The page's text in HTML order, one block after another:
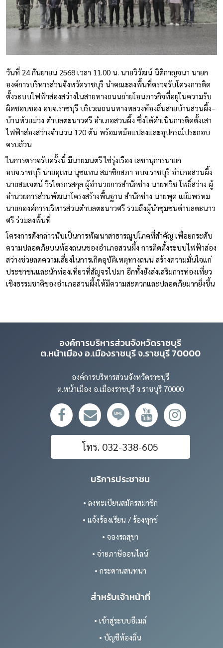
วันที่ 24 กันยายน 2568 เวลา 11.00 น. นายวิวัฒน์ นิติกาญจนา นายก
องค์การบริหารส่วนจังหวัดราชบุรี นำคณะลงพื้นที่ตรวจรับโครงการติด
ตั้งระบบไฟฟ้าส่องสว่างในสายทางถนนถ่ายโอนภารกิจที่อยู่ในความรับ
ผิดชอบของ อบจ.ราชบุรี บริเวณถนนทางหลวงท้องถิ่นสายบ้านสวนผึ้ง–
บ้านห้วยม่วง ตำบลตะนาวศรี อำเภอสวนผึ้ง ซึ่งได้ดำเนินการติดตั้งเสา
ไฟฟ้าส่องสว่างจำนวน 120 ต้น พร้อมหม้อแปลงและอุปกรณ์ประกอบ
ครบถ้วน
ในการตรวจรับครั้งนี้ มีนายมนตรี ใช่รุ่งเรือง เลขานุการนายก
อบจ.ราชบุรี นายอุเทน นุชแทน สมาชิกสภา อบจ.ราชบุรี อำเภอสวนผึ้ง
นายสมเจตน์ วีรไตรกรสกุล ผู้อำนวยการสำนักช่าง นายทวิช โพธิ์สว่าง ผู้
อำนวยการส่วนพัฒนาโครงสร้างพื้นฐาน สำนักช่าง นายพุด แย้มพรหม
นายกองค์การบริหารส่วนตำบลตะนาวศรี รวมถึงผู้นำชุมชนตำบลตะนาว
ศรี ร่วมลงพื้นที่
โครงการดังกล่าวนับเป็นการพัฒนาสาธารณูปโภคที่สำคัญ เพื่อยกระดับ
ความปลอดภัยบนท้องถนนของอำเภอสวนผึ้ง การติดตั้งระบบไฟฟ้าส่อง
สว่างช่วยลดความเสี่ยงในการเกิดอุบัติเหตุทางถนน สร้างความมั่นใจแก่
ประชาชนและนักท่องเที่ยวที่สัญจรไปมา อีกทั้งยังส่งเสริมการท่องเที่ยว
เชิงธรรมชาติของอำเภอสวนผึ้งให้มีความสะดวกและปลอดภัยมากยิ่งขึ้น
องค์การบริหารส่วนจังหวัดราชบุรี
ต.หน้าเมือง อ.เมืองราชบุรี จ.ราชบุรี 70000
องค์การบริหารส่วนจังหวัดราชบุรี
ต.หน้าเมือง อ.เมืองราชบุรี จ.ราชบุรี 70000
โทร. 032-338-605
บริการประชาชน
• ลงทะเบียนสมัครสมาชิก
• แจ้งร้องเรียน / ร้องทุกข์
• จองรถสุขา
• จ่ายภาษีออนไลน์
• กระดานสนทนา
สำหรับเจ้าหน้าที่
• เข้าสู่ระบบอีเมล์
• บัญชีท้องถิ่น